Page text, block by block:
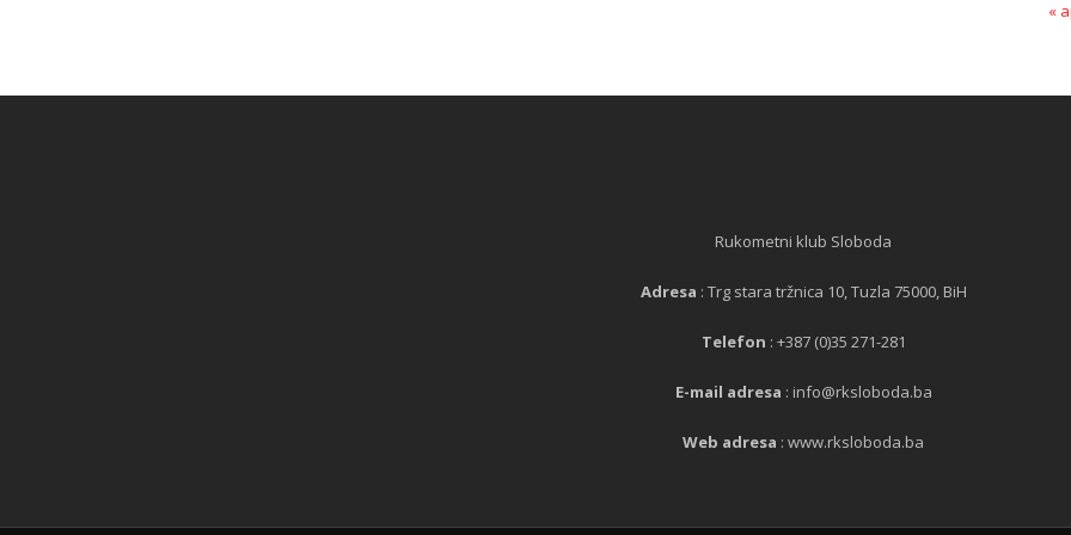
«
Rukometni klub Sloboda
Adresa : Trg stara tržnica 10, Tuzla 75000, BiH
Telefon : +387 (0)35 271-281
E-mail adresa : info@rksloboda.ba
Web adresa : www.rksloboda.ba